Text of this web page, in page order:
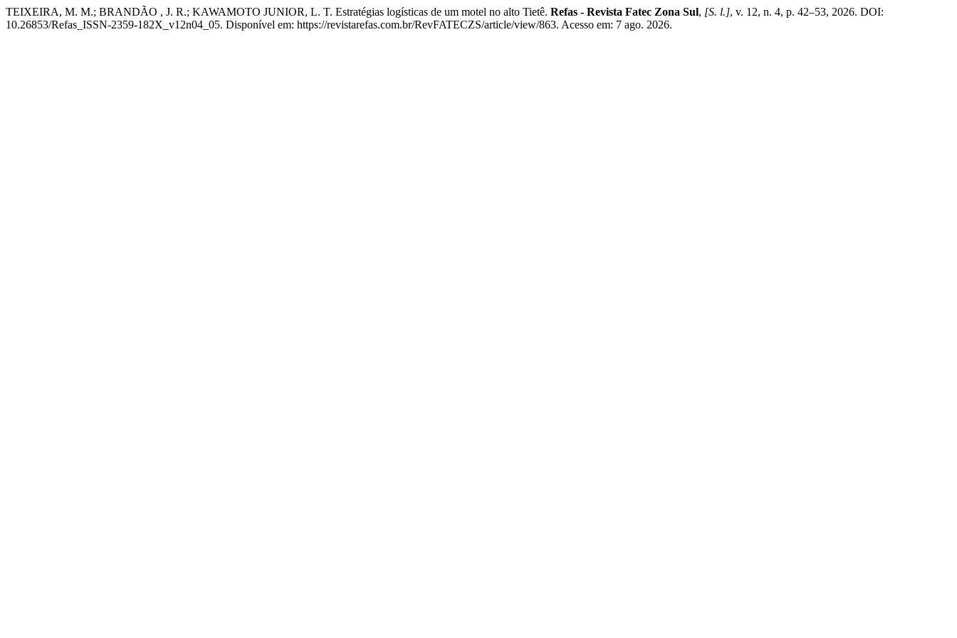
TEIXEIRA, M. M.; BRANDÃO , J. R.; KAWAMOTO JUNIOR, L. T. Estratégias logísticas de um motel no alto Tietê. Refas - Revista Fatec Zona Sul, [S. l.], v. 12, n. 4, p. 42–53, 2026. DOI:
10.26853/Refas_ISSN-2359-182X_v12n04_05. Disponível em: https://revistarefas.com.br/RevFATECZS/article/view/863. Acesso em: 7 ago. 2026.